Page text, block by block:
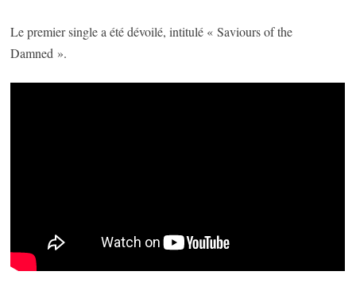
Le premier single a été dévoilé, intitulé « Saviours of the
Damned ».